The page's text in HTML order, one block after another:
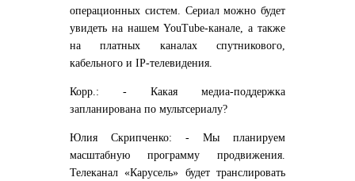
операционных систем. Сериал можно будет
увидеть на нашем YouTube-канале, а также
на платных каналах спутникового,
кабельного и IP-телевидения.
Корр.: - Какая медиа-поддержка
запланирована по мультсериалу?
Юлия Скрипченко: - Мы планируем
масштабную программу продвижения.
Телеканал «Карусель» будет транслировать